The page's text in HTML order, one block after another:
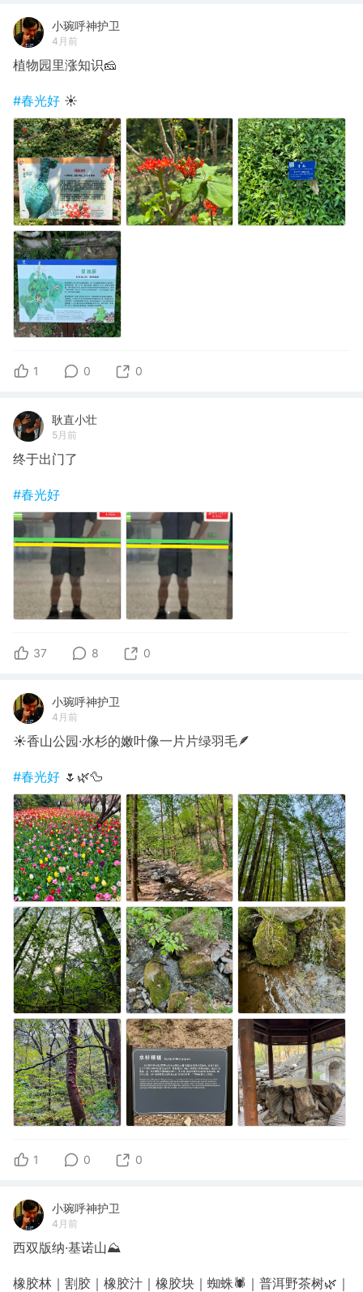
小琬呼神护卫
4月前
植物园里涨知识🧀
#春光好 ☀️
1 0 0
耿直小壮
5月前
终于出门了
#春光好
37 8 0
小琬呼神护卫
4月前
☀️香山公园·水杉的嫩叶像一片片绿羽毛🪶
#春光好 🌷🌿🦆
1 0 0
小琬呼神护卫
4月前
西双版纳·基诺山⛰️
橡胶林｜割胶｜橡胶汁｜橡胶块｜蜘蛛🕷️｜普洱野茶树🌿｜